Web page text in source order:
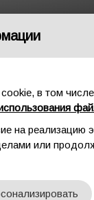
ТРЕНОГИ WINCH
в том
на реализацию
или